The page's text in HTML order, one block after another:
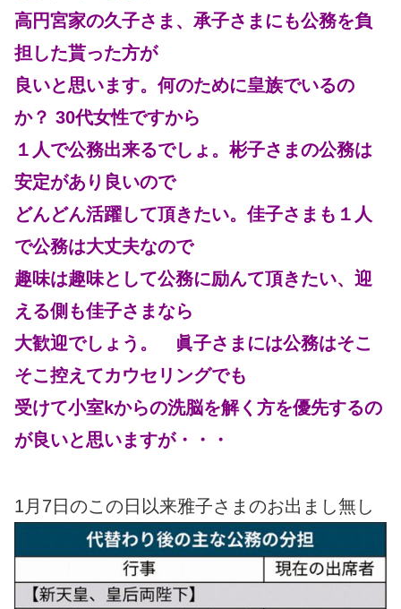
高円宮家の久子さま、承子さまにも公務を負
担した貰った方が
良いと思います。何のために皇族でいるの
か？ 30代女性ですから
１人で公務出来るでしょ。彬子さまの公務は
安定があり良いので
どんどん活躍して頂きたい。佳子さまも１人
で公務は大丈夫なので
趣味は趣味として公務に励んて頂きたい、迎
える側も佳子さまなら
大歓迎でしょう。 眞子さまには公務はそこ
そこ控えてカウセリングでも
受けて小室kからの洗脳を解く方を優先するの
が良いと思いますが・・・
1月7日のこの日以来雅子さまのお出まし無し